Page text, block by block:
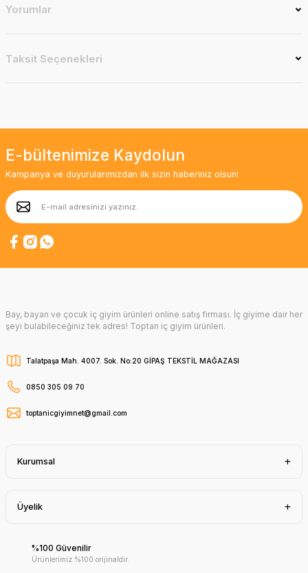
Yorumlar
Taksit Seçenekleri
E-bültenimize Kaydolun
Kampanya ve duyurularımızdan ilk sizin haberiniz olsun!
Bay, bayan ve çocuk iç giyim ürünleri online satış firması. İç giyime dair her
şeyi bulabileceğiniz tek adres! Toptan iç giyim ürünleri.
Talatpaşa Mah. 4007. Sok. No:20 GİPAŞ TEKSTİL MAĞAZASI
0850 305 09 70
toptanicgiyimnet@gmail.com
Kurumsal
Üyelik
%100 Güvenilir
Ürünlerimiz %100 orijinaldir.